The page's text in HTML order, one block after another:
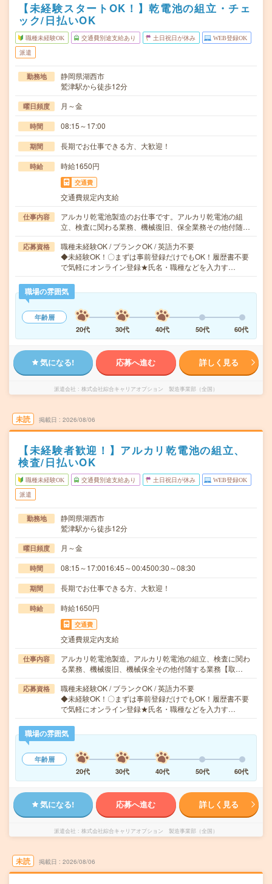
【未経験スタートOK！】乾電池の組立・チェ
ック/日払いOK
職種未経験OK 交通費別途支給あり 土日祝日が休み WEB登録OK
派遣
勤務地
静岡県湖西市
鷲津駅から徒歩12分
曜日頻度 月～金
時間 08:15～17:00
期間 長期でお仕事できる方、大歓迎！
時給 時給1650円
交通費
交通費規定内支給
仕事内容
アルカリ乾電池製造のお仕事です。アルカリ乾電池の組
立、検査に関わる業務、機械復旧、保全業務その他付随…
応募資格
職種未経験OK / ブランクOK / 英語力不要
◆未経験OK！〇まずは事前登録だけでもOK！履歴書不要
で気軽にオンライン登録★氏名・職種などを入力す…
職場の雰囲気
年齢層
20代
30代 40代 50代 60代
気になる! 応募へ進む 詳しく見る
派遣会社 株式会社綜合キャリアオプション 製造事業部（全国）
未読 掲載日 2026/08/06
【未経験者歓迎！】アルカリ乾電池の組立、
検査/日払いOK
職種未経験OK 交通費別途支給あり 土日祝日が休み WEB登録OK
派遣
勤務地
静岡県湖西市
鷲津駅から徒歩12分
曜日頻度 月～金
時間 08:15～17:0016:45～00:4500:30～08:30
期間 長期でお仕事できる方、大歓迎！
時給 時給1650円
交通費
交通費規定内支給
仕事内容
アルカリ乾電池製造。アルカリ乾電池の組立、検査に関わ
る業務、機械復旧、機械保全その他付随する業務【取…
応募資格
職種未経験OK / ブランクOK / 英語力不要
◆未経験OK！〇まずは事前登録だけでもOK！履歴書不要
で気軽にオンライン登録★氏名・職種などを入力す…
職場の雰囲気
年齢層
20代
30代 40代 50代 60代
気になる! 応募へ進む 詳しく見る
派遣会社 株式会社綜合キャリアオプション 製造事業部（全国）
未読 掲載日 2026/08/06